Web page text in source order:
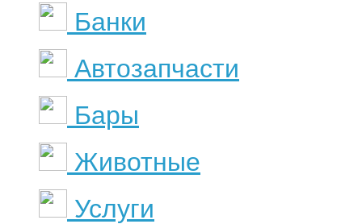
Банки
Автозапчасти
Бары
Животные
Услуги